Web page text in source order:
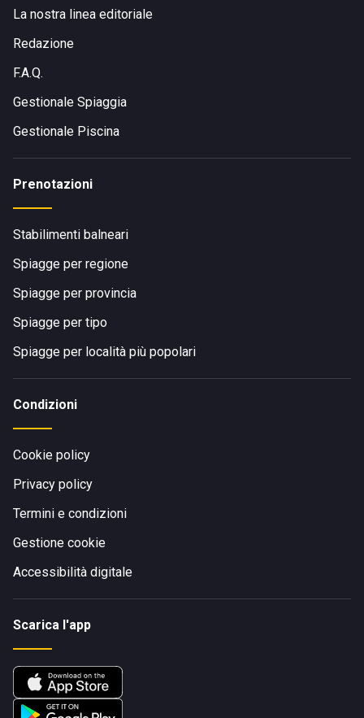
La nostra linea editoriale
Redazione
F.A.Q.
Gestionale Spiaggia
Gestionale Piscina
Prenotazioni
Stabilimenti balneari
Spiagge per regione
Spiagge per provincia
Spiagge per tipo
Spiagge per località più popolari
Condizioni
Cookie policy
Privacy policy
Termini e condizioni
Gestione cookie
Accessibilità digitale
Scarica l'app